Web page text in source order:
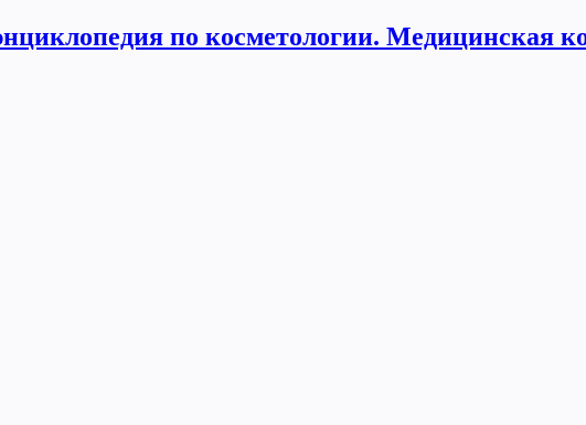
по косметологии. Медицинская